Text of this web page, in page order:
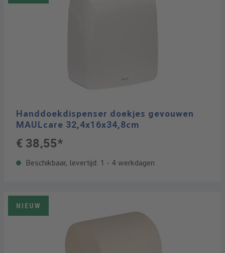
Handdoekdispenser doekjes gevouwen
MAULcare 32,4x16x34,8cm
€ 38,55*
Beschikbaar, levertijd: 1 - 4 werkdagen
NIEUW